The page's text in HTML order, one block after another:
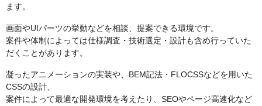
ます。
画面やUIパーツの挙動などを相談、提案できる環境です。
案件や体制によっては仕様調査・技術選定・設計も含め行っていた
だくことがあります。
凝ったアニメーションの実装や、BEM記法・FLOCSSなどを用いた
CSSの設計、
案件によって最適な開発環境を考えたり、SEOやページ高速化など